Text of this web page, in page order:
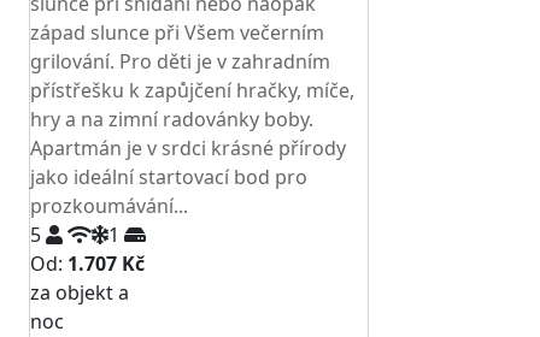
západ slunce při Všem večerním
grilování. Pro děti je v zahradním
přístřešku k zapůjčení hračky, míče,
hry a na zimní radovánky boby.
Apartmán je v srdci krásné přírody
jako ideální startovací bod pro
prozkoumávání...
5
1
Od: 1.707 Kč
za objekt a
noc